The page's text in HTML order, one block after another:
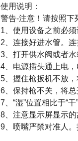
使用说明：
警告-注意！请按照下
1 、使用设备之前必
2 、连接好进水管。
3 、打开供水阀或者
4 、电源插头通上电
5 、握住枪扳机不放
6 、保持枪不关，将
7 、“湿”位置相比于“
8 、注意显示屏显示
9 、喷嘴严禁对准人